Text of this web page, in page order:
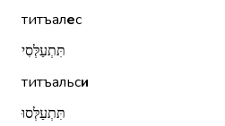
титъалес
תִּתְעַלְּסִי
титъальси
תִּתְעַלְּסוּ